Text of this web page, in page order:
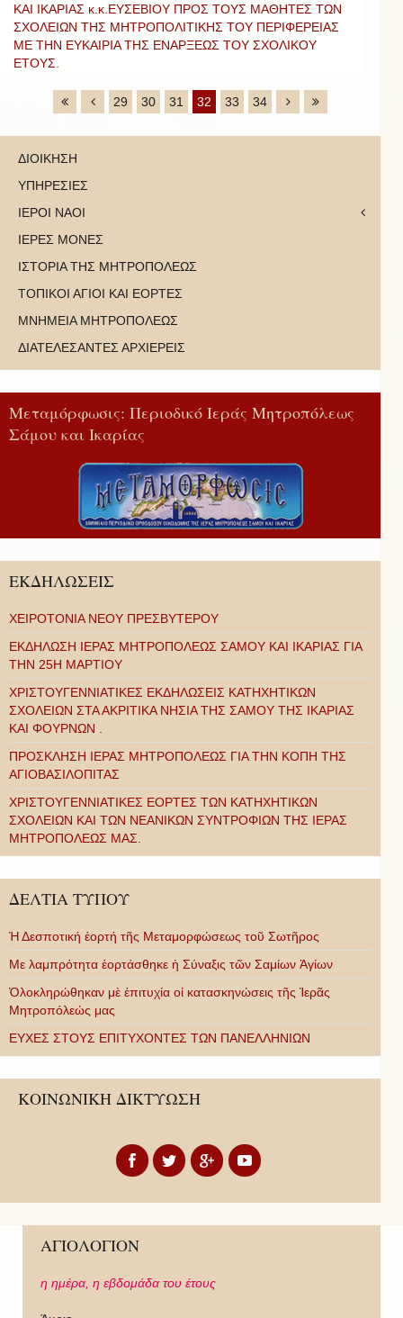
ΚΑΙ ΙΚΑΡΙΑΣ κ.κ.ΕΥΣΕΒΙΟΥ ΠΡΟΣ ΤΟΥΣ ΜΑΘΗΤΕΣ ΤΩΝ
ΣΧΟΛΕΙΩΝ ΤΗΣ ΜΗΤΡΟΠΟΛΙΤΙΚΗΣ ΤΟΥ ΠΕΡΙΦΕΡΕΙΑΣ
ΜΕ ΤΗΝ ΕΥΚΑΙΡΙΑ ΤΗΣ ΕΝΑΡΞΕΩΣ ΤΟΥ ΣΧΟΛΙΚΟΥ
ΕΤΟΥΣ.
29 30 31 32 33 34
ΔΙΟΙΚΗΣΗ
ΥΠΗΡΕΣΙΕΣ
ΙΕΡΟΙ ΝΑΟΙ
ΙΕΡΕΣ ΜΟΝΕΣ
ΙΣΤΟΡΙΑ ΤΗΣ ΜΗΤΡΟΠΟΛΕΩΣ
ΤΟΠΙΚΟΙ ΑΓΙΟΙ ΚΑΙ ΕΟΡΤΕΣ
ΜΝΗΜΕΙΑ ΜΗΤΡΟΠΟΛΕΩΣ
ΔΙΑΤΕΛΕΣΑΝΤΕΣ ΑΡΧΙΕΡΕΙΣ
Μεταμόρφωσις: Περιοδικό Ιεράς Μητροπόλεως
Σάμου και Ικαρίας
ΕΚΔΗΛΩΣΕΙΣ
ΧΕΙΡΟΤΟΝΙΑ ΝΕΟΥ ΠΡΕΣΒΥΤΕΡΟΥ
ΕΚΔΗΛΩΣΗ ΙΕΡΑΣ ΜΗΤΡΟΠΟΛΕΩΣ ΣΑΜΟΥ ΚΑΙ ΙΚΑΡΙΑΣ ΓΙΑ
ΤΗΝ 25Η ΜΑΡΤΙΟΥ
ΧΡΙΣΤΟΥΓΕΝΝΙΑΤΙΚΕΣ ΕΚΔΗΛΩΣΕΙΣ ΚΑΤΗΧΗΤΙΚΩΝ
ΣΧΟΛΕΙΩΝ ΣΤΑ ΑΚΡΙΤΙΚΑ ΝΗΣΙΑ ΤΗΣ ΣΑΜΟΥ ΤΗΣ ΙΚΑΡΙΑΣ
ΚΑΙ ΦΟΥΡΝΩΝ .
ΠΡΟΣΚΛΗΣΗ ΙΕΡΑΣ ΜΗΤΡΟΠΟΛΕΩΣ ΓΙΑ ΤΗΝ ΚΟΠΗ ΤΗΣ
ΑΓΙΟΒΑΣΙΛΟΠΙΤΑΣ
ΧΡΙΣΤΟΥΓΕΝΝΙΑΤΙΚΕΣ ΕΟΡΤΕΣ ΤΩΝ ΚΑΤΗΧΗΤΙΚΩΝ
ΣΧΟΛΕΙΩΝ ΚΑΙ ΤΩΝ ΝΕΑΝΙΚΩΝ ΣΥΝΤΡΟΦΙΩΝ ΤΗΣ ΙΕΡΑΣ
ΜΗΤΡΟΠΟΛΕΩΣ ΜΑΣ.
ΔΕΛΤΙΑ ΤΥΠΟΥ
Ἡ Δεσποτική ἑορτή τῆς Μεταμορφώσεως τοῦ Σωτῆρος
Με λαμπρότητα ἑορτάσθηκε ἡ Σύναξις τῶν Σαμίων Ἁγίων
Ὁλοκληρώθηκαν μὲ ἐπιτυχία οἱ κατασκηνώσεις τῆς Ἱερᾶς
Μητροπόλεώς μας
ΕΥΧΕΣ ΣΤΟΥΣ ΕΠΙΤΥΧΟΝΤΕΣ ΤΩΝ ΠΑΝΕΛΛΗΝΙΩΝ
ΚΟΙΝΩΝΙΚΗ ΔΙΚΤΥΩΣΗ
ΑΓΙΟΛΟΓΙΟΝ
η ημέρα, η εβδομάδα του έτους